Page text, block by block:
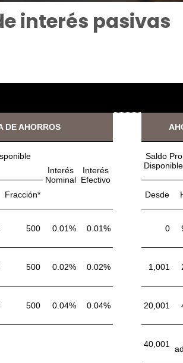
interés pasivas
DE AHORROS
Interés
Nominal
Interés
Efectivo
Saldo
Fracción* Desde
500 0.01% 0.01% 0
500 0.02% 0.02% 1,001
500 0.04% 0.04% 20,001
40,001